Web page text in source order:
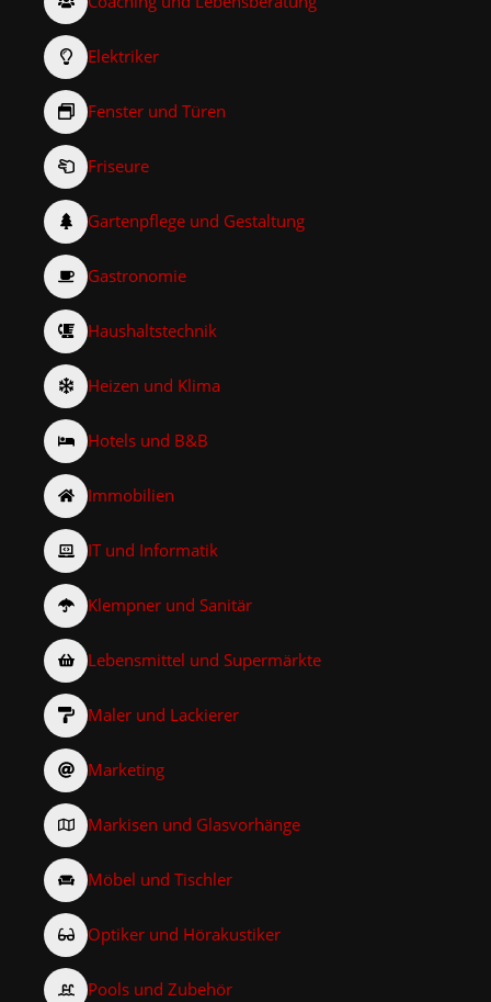
Elektriker
Fenster und Türen
Friseure
Gartenpflege und Gestaltung
Gastronomie
Haushaltstechnik
Heizen und Klima
Hotels und B&B
Immobilien
IT und Informatik
Klempner und Sanitär
Lebensmittel und Supermärkte
Maler und Lackierer
Marketing
Markisen und Glasvorhänge
Möbel und Tischler
Optiker und Hörakustiker
Pools und Zubehör